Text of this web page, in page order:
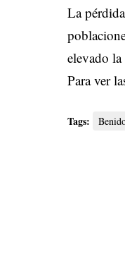
La
elevado la
Para ver
Tags: